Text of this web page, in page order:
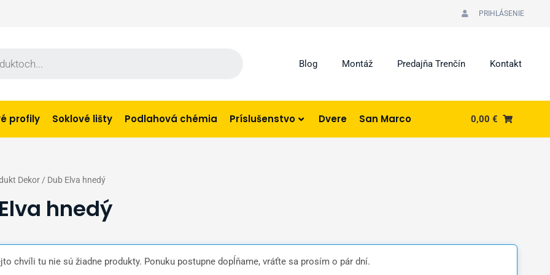
PRIHLÁSENIE
Blog Montáž Predajňa Trenčín Kontakt
profily Soklové lišty Podlahová chémia Príslušenstvo Dvere San Marco 0,00€
Dekor / Dub Elva hnedý
hnedý
chvíli tu nie sú žiadne produkty. Ponuku postupne dopĺňame, vráťte sa prosím o pár dní.